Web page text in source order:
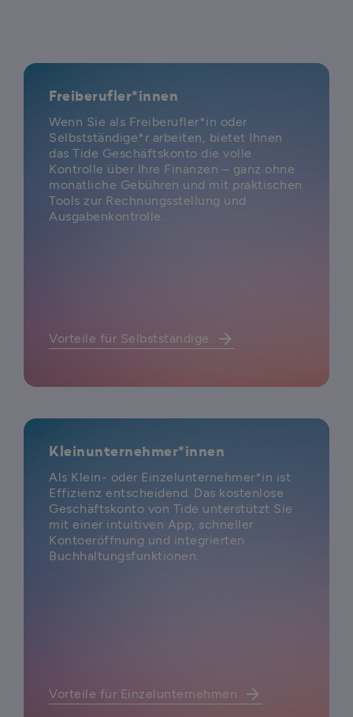
Freiberufler*innen
Wenn Sie als Freiberufler*in oder
Selbstständige*r arbeiten, bietet Ihnen
das Tide Geschäftskonto die volle
Kontrolle über Ihre Finanzen – ganz ohne
monatliche Gebühren und mit praktischen
Tools zur Rechnungsstellung und
Ausgabenkontrolle.
Vorteile für Selbstständige arrow_forward
Kleinunternehmer*innen
Als Klein- oder Einzelunternehmer*in ist
Effizienz entscheidend. Das kostenlose
Geschäftskonto von Tide unterstützt Sie
mit einer intuitiven App, schneller
Kontoeröffnung und integrierten
Buchhaltungsfunktionen.
Vorteile für Einzelunternehmen arrow_forward